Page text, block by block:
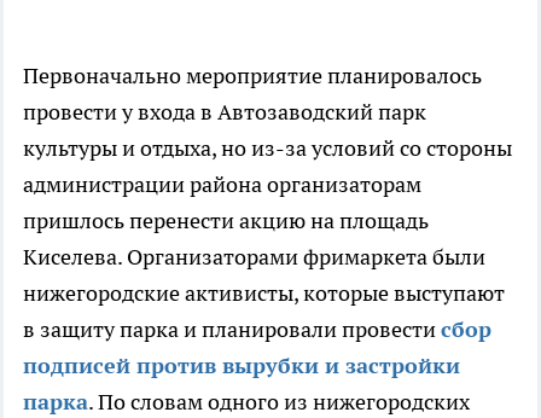
Первоначально мероприятие планировалось
провести у входа в Автозаводский парк
культуры и отдыха, но из-за условий со стороны
администрации района организаторам
пришлось перенести акцию на площадь
Киселева. Организаторами фримаркета были
нижегородские активисты, которые выступают
в защиту парка и планировали провестисбор
подписей против вырубки и застройки
парка. По словам одного из нижегородских